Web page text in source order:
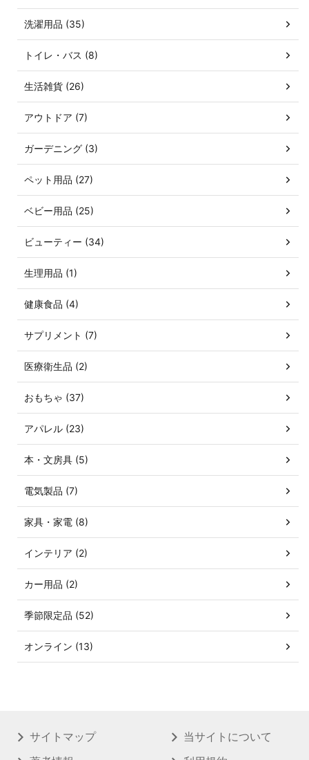
洗濯用品 (35)
トイレ・バス (8)
生活雑貨 (26)
アウトドア (7)
ガーデニング (3)
ペット用品 (27)
ベビー用品 (25)
ビューティー (34)
生理用品 (1)
健康食品 (4)
サプリメント (7)
医療衛生品 (2)
おもちゃ (37)
アパレル (23)
本・文房具 (5)
電気製品 (7)
家具・家電 (8)
インテリア (2)
カー用品 (2)
季節限定品 (52)
オンライン (13)
サイトマップ
当サイトについて